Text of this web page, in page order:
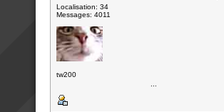
Localisation: 34
Messages: 4011
tw200